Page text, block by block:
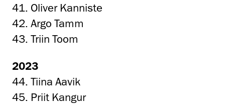
41. Oliver Kanniste
42. Argo Tamm
43. Triin Toom
2023
44. Tiina Aavik
45. Priit Kangur